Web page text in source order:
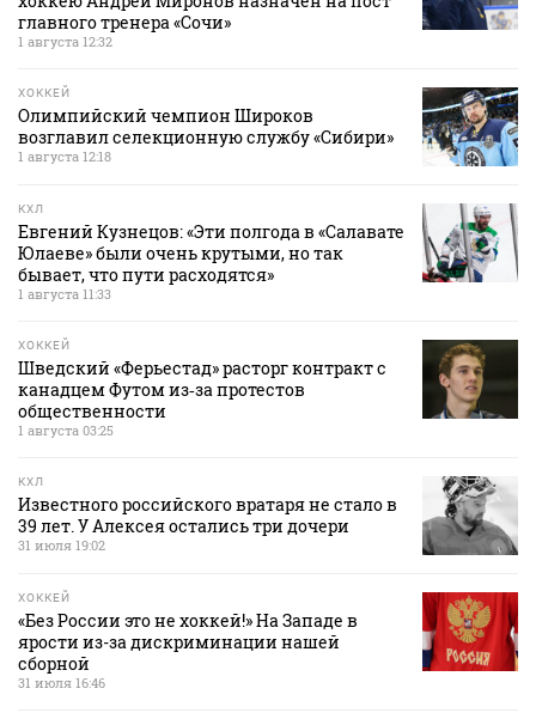
главного тренера «Сочи»
1 августа 12:32
ХОККЕЙ
Олимпийский чемпион Широков
возглавил селекционную службу «Сибири»
1 августа 12:18
КХЛ
Евгений Кузнецов: «Эти полгода в «Салавате
Юлаеве» были очень крутыми, но так
бывает, что пути расходятся»
1 августа 11:33
ХОККЕЙ
Шведский «Ферьестад» расторг контракт с
канадцем Футом из‑за протестов
общественности
1 августа 03:25
КХЛ
Известного российского вратаря не стало в
39 лет. У Алексея остались три дочери
31 июля 19:02
ХОККЕЙ
«Без России это не хоккей!» На Западе в
ярости из-за дискриминации нашей
сборной
31 июля 16:46